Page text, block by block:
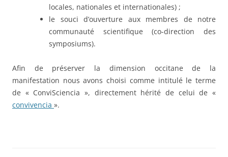
locales, nationales et internationales) ;
le souci d’ouverture aux membres de notre
communauté scientifique (co-direction des
symposiums).
Afin de préserver la dimension occitane de la
manifestation nous avons choisi comme intitulé le terme
de « ConviSciencia », directement hérité de celui de «
convivencia ».